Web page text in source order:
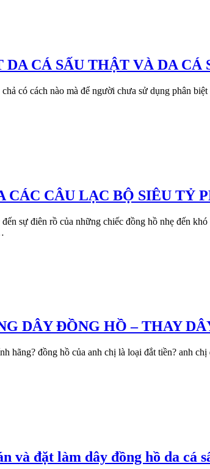
DA CÁ SẤU THẬT VÀ DA CÁ
có cách nào mà để người chưa sử dụng phân
CÁC CÂU LẠC BỘ SIÊU TỶ
sự điên rồ của những chiếc đồng hồ nhẹ đến
DÂY ĐỒNG HỒ – THAY
hãng? đồng hồ của anh chị là loại đắt tiền? anh
và đặt làm dây đồng hồ da cá